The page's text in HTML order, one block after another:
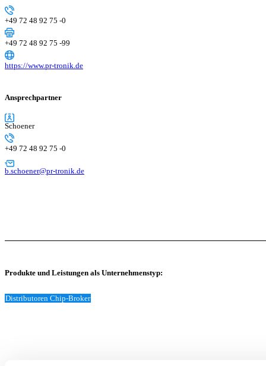
+49 72 48 92 75 -0
+49 72 48 92 75 -99
https://www.pr-tronik.de
Ansprechpartner
Schoener
+49 72 48 92 75 -0
b.schoener@pr-tronik.de
Produkte und Leistungen als Unternehmenstyp:
Distributoren Chip-Broker